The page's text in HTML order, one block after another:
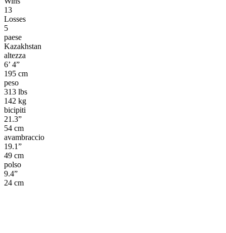
13
Losses
5
paese
Kazakhstan
altezza
6’ 4”
195 cm
peso
313 lbs
142 kg
bicipiti
21.3”
54 cm
avambraccio
19.1”
49 cm
polso
9.4”
24 cm